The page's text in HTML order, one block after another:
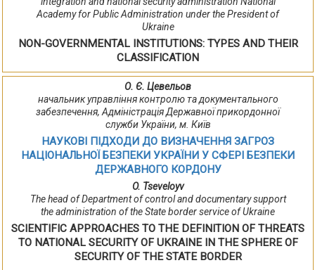
Academy for Public Administration under the President of
Ukraine
NON-GOVERNMENTAL INSTITUTIONS: TYPES AND THEIR
CLASSIFICATION
О. Є. Цевельов
начальник управління контролю та документального
забезпечення, Адміністрація Державної прикордонної
служби України, м. Київ
НАУКОВІ ПІДХОДИ ДО ВИЗНАЧЕННЯ ЗАГРОЗ
НАЦІОНАЛЬНОЇ БЕЗПЕКИ УКРАЇНИ У СФЕРІ БЕЗПЕКИ
ДЕРЖАВНОГО КОРДОНУ
O. Tseveloyv
The head of Department of control and documentary support
the administration of the State border service of Ukraine
SCIENTIFIC APPROACHES TO THE DEFINITION OF THREATS
TO NATIONAL SECURITY OF UKRAINE IN THE SPHERE OF
SECURITY OF THE STATE BORDER